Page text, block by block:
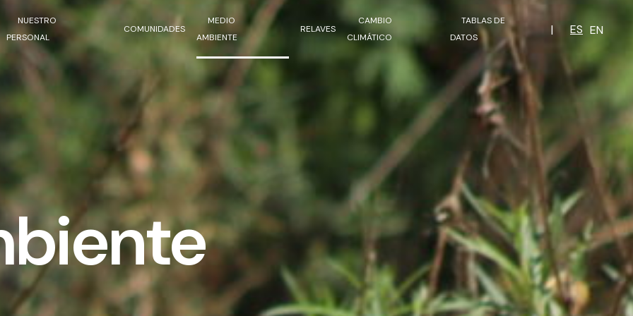
NUESTRO
PERSONAL
COMUNIDADES
MEDIO
AMBIENTE
RELAVES
CAMBIO
CLIMÁTICO
TABLAS DE
DATOS
| ES EN